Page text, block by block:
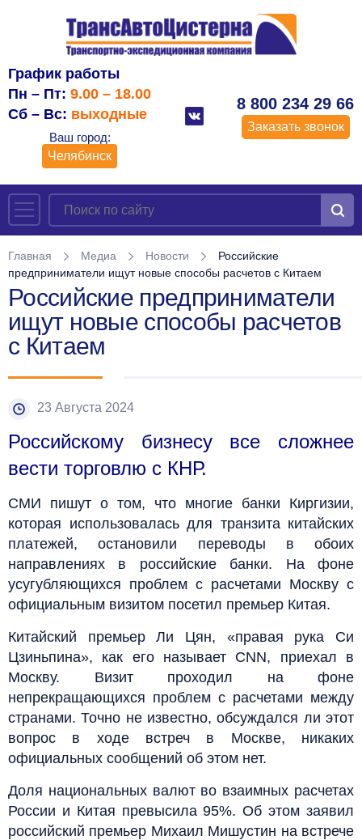
График работы
Пн – Пт: 9.00 – 18.00
Сб – Вс: выходные
Ваш город:
Челябинск
8 800 234 29 66
Заказать звонок
Главная Медиа Новости
Российские
предприниматели ищут новые способы расчетов с Китаем
Российские предприниматели
ищут новые способы расчетов
с Китаем
23 Августа 2024
Российскому бизнесу все сложнее
вести торговлю с КНР.
СМИ пишут о том, что многие банки Киргизии,
которая использовалась для транзита китайских
платежей, остановили переводы в обоих
направлениях в российские банки. На фоне
усугубляющихся проблем с расчетами Москву с
официальным визитом посетил премьер Китая.
Китайский премьер Ли Цян, «правая рука Си
Цзиньпина», как его называет CNN, приехал в
Москву. Визит проходил на фоне
непрекращающихся проблем с расчетами между
странами. Точно не известно, обсуждался ли этот
вопрос в ходе встреч в Москве, никаких
официальных сообщений об этом нет.
Доля национальных валют во взаимных расчетах
России и Китая превысила 95%. Об этом заявил
российский премьер Михаил Мишустин на встрече